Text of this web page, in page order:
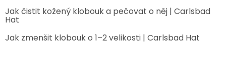
Jak čistit kožený klobouk a pečovat o něj | Carlsbad
Hat
Jak zmenšit klobouk o 1–2 velikosti | Carlsbad Hat